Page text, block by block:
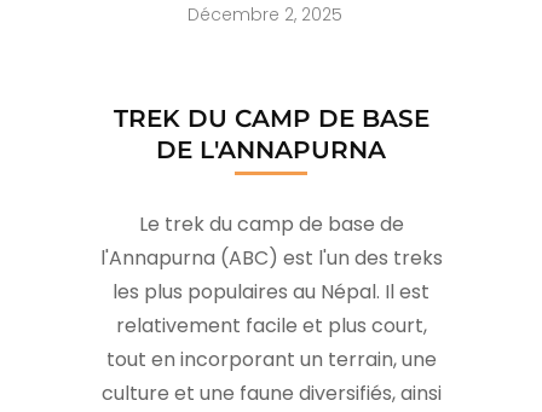
Décembre 2, 2025
TREK DU CAMP DE BASE
DE L'ANNAPURNA
Le trek du camp de base de
l'Annapurna (ABC) est l'un des treks
les plus populaires au Népal. Il est
relativement facile et plus court,
tout en incorporant un terrain, une
culture et une faune diversifiés, ainsi